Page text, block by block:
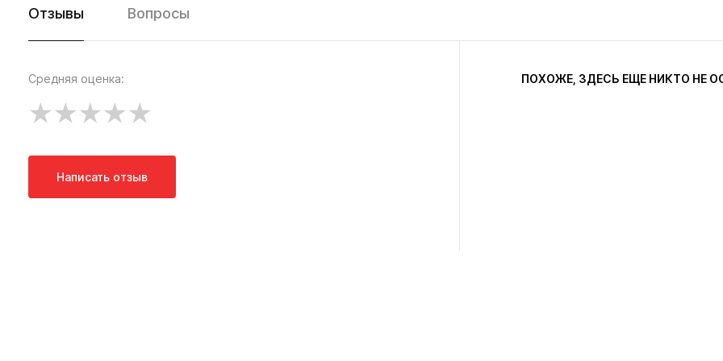
Отзывы Вопросы
Средняя оценка:
Написать отзыв
ПОХОЖЕ, ЗДЕСЬ ЕЩЕ НИКТО НЕ